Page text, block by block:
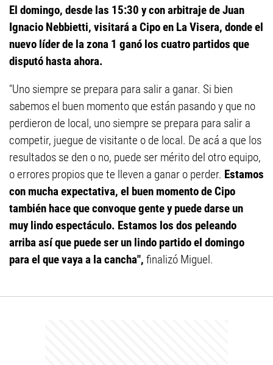
El domingo, desde las 15:30 y con arbitraje de Juan
Ignacio Nebbietti, visitará a Cipo en La Visera, donde el
nuevo líder de la zona 1 ganó los cuatro partidos que
disputó hasta ahora.
"Uno siempre se prepara para salir a ganar. Si bien
sabemos el buen momento que están pasando y que no
perdieron de local, uno siempre se prepara para salir a
competir, juegue de visitante o de local. De acá a que los
resultados se den o no, puede ser mérito del otro equipo,
o errores propios que te lleven a ganar o perder. Estamos
con mucha expectativa, el buen momento de Cipo
también hace que convoque gente y puede darse un
muy lindo espectáculo. Estamos los dos peleando
arriba así que puede ser un lindo partido el domingo
para el que vaya a la cancha", finalizó Miguel.